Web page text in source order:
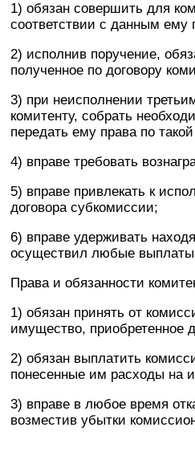
1) обязан совершить для
соответствии с данным ему
2) исполнив поручение,
полученное по договору
3) при неисполнении
комитенту, собрать
передать ему права по
4) вправе требовать
5) вправе привлекать к
договора субкомиссии;
6) вправе удерживать
осуществил любые
Права и обязанности
1) обязан принять от
имущество, приобретенное
2) обязан выплатить
понесенные им расходы на
3) вправе в любое время
возместив убытки